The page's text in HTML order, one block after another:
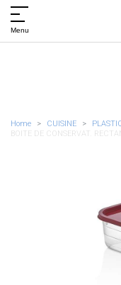
Menu
Home CUISINE
BOITE DE CONSERVAT.